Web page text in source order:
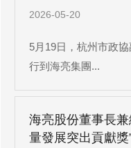
2026-05-20
5月19日，杭州市政
行到海亮集團...
海亮股份董事長
量發展突出貢獻獎